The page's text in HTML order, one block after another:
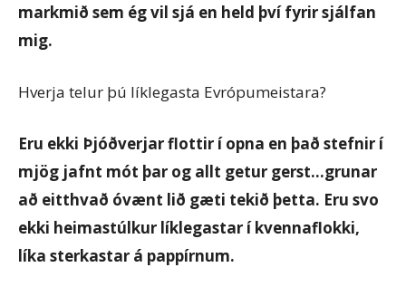
markmið sem ég vil sjá en held því fyrir sjálfan
mig.
Hverja telur þú líklegasta Evrópumeistara?
Eru ekki Þjóðverjar flottir í opna en það stefnir í
mjög jafnt mót þar og allt getur gerst…grunar
að eitthvað óvænt lið gæti tekið þetta. Eru svo
ekki heimastúlkur líklegastar í kvennaflokki,
líka sterkastar á pappírnum.